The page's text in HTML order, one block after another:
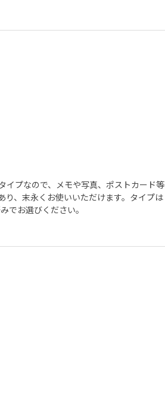
イプなので、メモや写真、ポストカード等
り、末永くお使いいただけます。タイプは
でお選びください。